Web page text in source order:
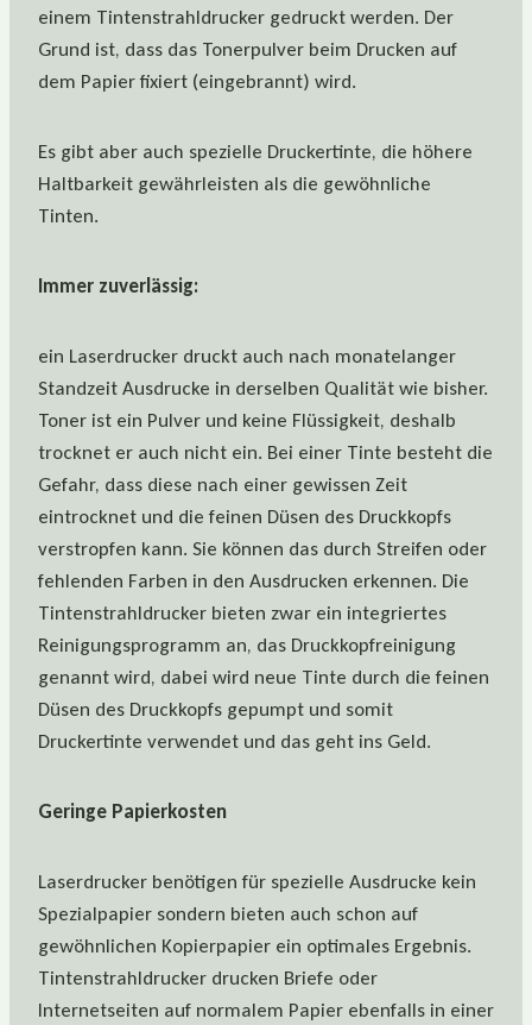
einem Tintenstrahldrucker gedruckt werden. Der
Grund ist, dass das Tonerpulver beim Drucken auf
dem Papier fixiert (eingebrannt) wird.
Es gibt aber auch spezielle Druckertinte, die höhere
Haltbarkeit gewährleisten als die gewöhnliche
Tinten.
Immer zuverlässig:
ein Laserdrucker druckt auch nach monatelanger
Standzeit Ausdrucke in derselben Qualität wie bisher.
Toner ist ein Pulver und keine Flüssigkeit, deshalb
trocknet er auch nicht ein. Bei einer Tinte besteht die
Gefahr, dass diese nach einer gewissen Zeit
eintrocknet und die feinen Düsen des Druckkopfs
verstropfen kann. Sie können das durch Streifen oder
fehlenden Farben in den Ausdrucken erkennen. Die
Tintenstrahldrucker bieten zwar ein integriertes
Reinigungsprogramm an, das Druckkopfreinigung
genannt wird, dabei wird neue Tinte durch die feinen
Düsen des Druckkopfs gepumpt und somit
Druckertinte verwendet und das geht ins Geld.
Geringe Papierkosten
Laserdrucker benötigen für spezielle Ausdrucke kein
Spezialpapier sondern bieten auch schon auf
gewöhnlichen Kopierpapier ein optimales Ergebnis.
Tintenstrahldrucker drucken Briefe oder
Internetseiten auf normalem Papier ebenfalls in einer